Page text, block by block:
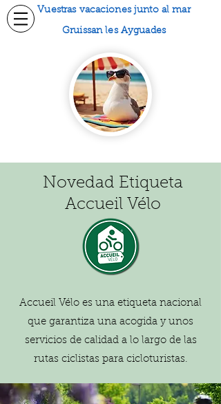
Vuestras vacaciones junto al mar
Gruissan les Ayguades
Novedad Etiqueta
Accueil Vélo
Accueil Vélo es una etiqueta nacional
que garantiza una acogida y unos
servicios de calidad a lo largo de las
rutas ciclistas para cicloturistas.